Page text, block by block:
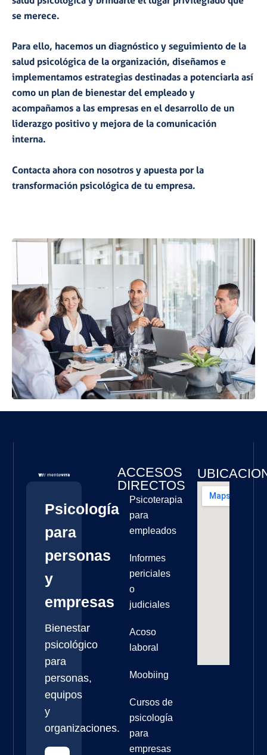
se merece.
Para ello, hacemos un diagnóstico y seguimiento de la
salud psicológica de la organización, diseñamos e
implementamos estrategias destinadas a potenciarla así
como un plan de bienestar del empleado y
acompañamos a las empresas en el desarrollo de un
liderazgo positivo y mejora de la comunicación
interna.
Contacta ahora con nosotros y apuesta por la
transformación psicológica de tu empresa.
Psicología
para
personas
y
empresas
Bienestar
psicológico
para
personas,
equipos
y
organizaciones.
ACCESOS
DIRECTOS
Psicoterapia
para
empleados
Informes
periciales
o
judiciales
Acoso
laboral
Moobiing
Cursos de
psicología
para
empresas